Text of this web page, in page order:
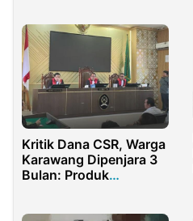
Kritik Dana CSR, Warga
Karawang Dipenjara 3
Bulan: Produk